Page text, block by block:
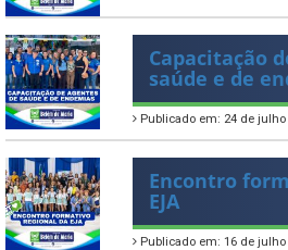
Capacitação
saúde e de
Publicado em: 24 de julho
Encontro
EJA
Publicado em: 16 de julho